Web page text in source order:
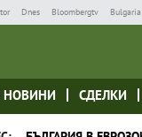
Dnes Bloombergtv
НОВИНИ СДЕЛКИ